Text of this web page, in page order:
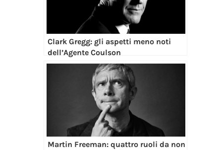
Clark Gregg: gli aspetti meno noti
dell’Agente Coulson
Martin Freeman: quattro ruoli da non